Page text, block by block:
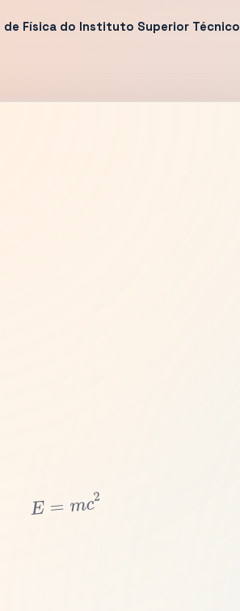
de Física do Instituto Superior Técnico
E= 2